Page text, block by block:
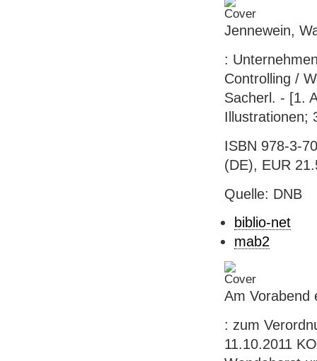
Jennewein,
:
Controlling /
Sacherl. - [1.
Illustrationen;
ISBN 978-3-
(DE), EUR
Quelle: DNB
biblio-net
mab2
Am Vorabend
: zum
11.10.2011